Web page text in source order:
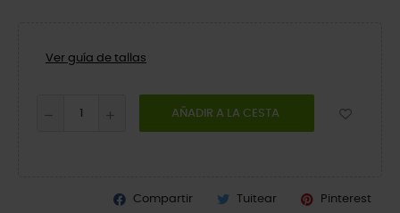
Ver guía de tallas
AÑADIR A LA CESTA
Compartir Tuitear Pinterest